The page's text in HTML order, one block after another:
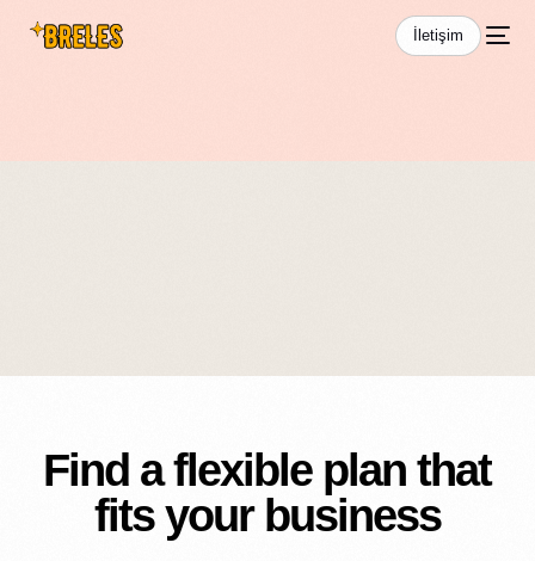
İletişim
Find a flexible plan that
fits your business